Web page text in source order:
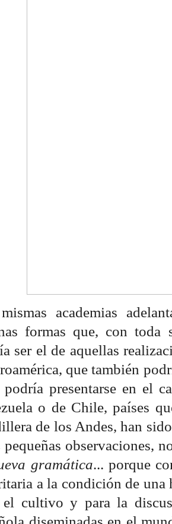
academias
formas que, con toda
ser el de aquellas
que también
presentarse en el
o de Chile, países
de los Andes, han
pequeñas observaciones,
gramática... porque
a la condición de una
el cultivo y para la